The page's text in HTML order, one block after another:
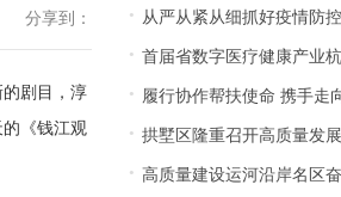
分享到：
剧目，淳
《钱江观
· 从严从紧从细抓好疫情防控切
· 首届省数字医疗健康产业
· 履行协作帮扶使命 携手走
· 拱墅区隆重召开高质量发展大
· 高质量建设运河沿岸名区奋力打